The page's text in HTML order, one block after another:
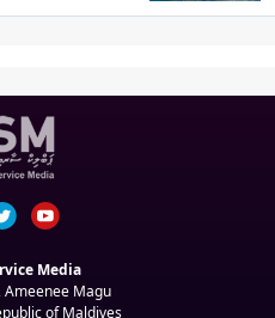
Media
Ameenee Magu
of Maldives